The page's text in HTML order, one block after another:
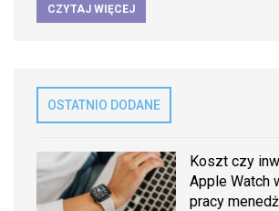
CZYTAJ WIĘCEJ
OSTATNIO DODANE
Koszt czy
Apple Watch
pracy